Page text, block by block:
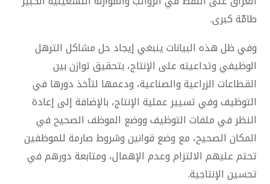
طامّة كبرى.
وفي ظل هذه البيانات ينبغي إيجاد حل مشاكل الترهل
الوظيفي وتداعيته على الإنتاج، بتحقيق توازن بين
القطاعات الزراعية والصناعية، ودعمها لتأخذ دورها في
التوظيف وفي تسيير عملية الإنتاج، بالإضافة إلى إعادة
النظر في ملفات التوظيف ووضع الموظف الصحيح في
المكان الصحيح، مع وضع قوانين وشروط صارمة للموظفين
تحتم عليهم الالتزام وعدم الإهمال، ومتابعة دورهم في
تحسين الإنتاجية.